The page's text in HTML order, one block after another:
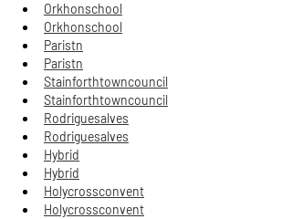
Orkhonschool
Orkhonschool
Paristn
Paristn
Stainforthtowncouncil
Stainforthtowncouncil
Rodriguesalves
Rodriguesalves
Hybrid
Hybrid
Holycrossconvent
Holycrossconvent